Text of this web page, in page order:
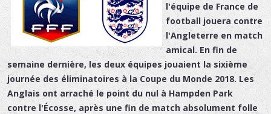
l'équipe de France de
football jouera contre
l'Angleterre en match
amical. En fin de
semaine dernière, les deux équipes jouaient la sixième
journée des éliminatoires à la Coupe du Monde 2018. Les
Anglais ont arraché le point du nul à Hampden Park
contre l'Écosse, après une fin de match absolument folle